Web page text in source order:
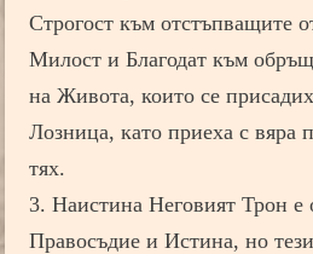
Строгост към отстъпващите
Милост и Благодат към
на Живота, които се
Лозница, като приеха с вяра
тях.
3. Наистина Неговият Трон е
Правосъдие и Истина, но